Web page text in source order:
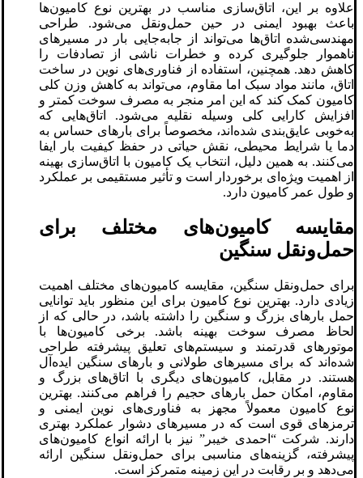
علاوه بر این، اتاق‌سازی مناسب در بهترین نوع کامیون‌ها
باعث بهبود ایمنی در حین حمل‌ونقل می‌شود. طراحی
مهندسی‌شده اتاق‌ها می‌تواند از جابه‌جایی بار در مسیرهای
ناهموار جلوگیری کرده و خطرات ناشی از تصادفات را
کاهش دهد. همچنین، استفاده از فناوری‌های نوین در ساخت
اتاق، مانند مواد سبک اما مقاوم، می‌تواند به کاهش وزن کلی
کامیون کمک کند که این امر منجر به مصرف سوخت کمتر و
افزایش کارایی کلی وسیله نقلیه می‌شود. اتاق‌هایی که
به‌خوبی عایق‌بندی شده‌اند، مخصوصاً برای بارهای حساس به
دما یا شرایط محیطی، نقش حیاتی در حفظ کیفیت بار ایفا
می‌کنند. به همین دلیل، انتخاب یک کامیون با اتاق‌سازی بهینه
از اهمیت ویژه‌ای برخوردار است و تأثیر مستقیمی بر عملکرد
و طول عمر کامیون دارد.
مقایسه کامیون‌های مختلف برای
حمل‌ونقل سنگین
برای حمل‌ونقل سنگین، مقایسه کامیون‌های مختلف اهمیت
زیادی دارد. بهترین نوع کامیون برای این منظور باید توانایی
حمل بارهای بزرگ و سنگین را داشته باشد، در حالی که از
لحاظ مصرف سوخت بهینه باشد. برخی کامیون‌ها با
موتورهای قدرتمند و سیستم‌های تعلیق پیشرفته طراحی
شده‌اند که برای مسیرهای طولانی و بارهای سنگین ایده‌آل
هستند. در مقابل، کامیون‌های دیگری با اتاق‌های بزرگ و
مقاوم، امکان حمل بارهای حجیم را فراهم می‌کنند. بهترین
نوع کامیون معمولاً مجهز به فناوری‌های نوین ایمنی و
ترمزهای قوی است که در مسیرهای دشوار عملکرد بهتری
دارند. شرکت “احمدی خیبر” نیز با ارائه انواع کامیون‌های
پیشرفته، گزینه‌های مناسبی برای حمل‌ونقل سنگین ارائه
می‌دهد و بر رقابت در این زمینه متمرکز است.